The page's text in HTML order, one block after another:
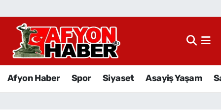
Afyon Haber Spor Siyaset Asayiş Yaşam
Afyon Haber